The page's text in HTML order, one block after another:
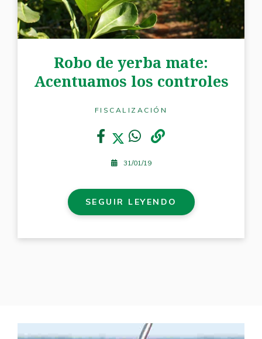
Robo de yerba mate:
Acentuamos los controles
FISCALIZACIÓN
31/01/19
SEGUIR LEYENDO